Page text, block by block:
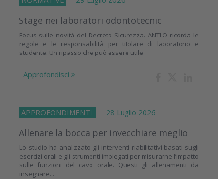
Stage nei laboratori odontotecnici
Focus sulle novità del Decreto Sicurezza. ANTLO ricorda le
regole e le responsabilità per titolare di laboratorio e
studente. Un ripasso che può essere utile
Approfondisci
APPROFONDIMENTI 28 Luglio 2026
Allenare la bocca per invecchiare meglio
Lo studio ha analizzato gli interventi riabilitativi basati sugli
esercizi orali e gli strumenti impiegati per misurarne l’impatto
sulle funzioni del cavo orale. Questi gli allenamenti da
insegnare...